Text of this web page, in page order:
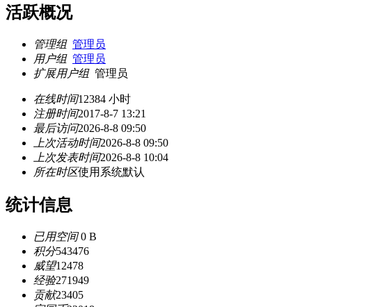
活跃概况
管理组 管理员
用户组 管理员
扩展用户组 管理员
在线时间12384 小时
注册时间2017-8-7 13:21
最后访问2026-8-8 09:50
上次活动时间2026-8-8 09:50
上次发表时间2026-8-8 10:04
所在时区使用系统默认
统计信息
已用空间0 B
积分543476
威望12478
经验271949
贡献23405